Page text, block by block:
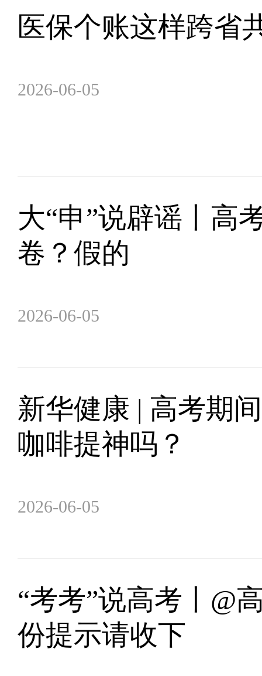
医保个账这样跨省
2026-06-05
大“申”说辟谣丨高
卷？假的
2026-06-05
新华健康 | 高考期
咖啡提神吗？
2026-06-05
“考考”说高考丨@
份提示请收下